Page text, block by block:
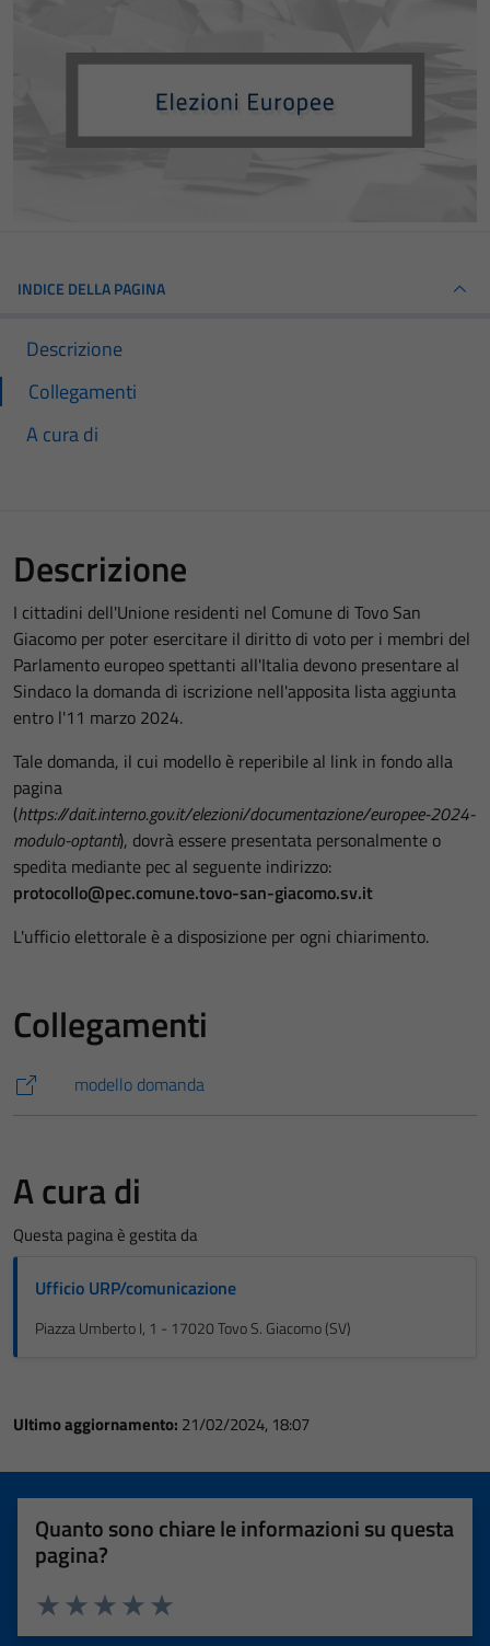
INDICE DELLA PAGINA
Descrizione
Collegamenti
A cura di
Descrizione
I cittadini dell'Unione residenti nel Comune di Tovo San
Giacomo per poter esercitare il diritto di voto per i membri del
Parlamento europeo spettanti all'Italia devono presentare al
Sindaco la domanda di iscrizione nell'apposita lista aggiunta
entro l'11 marzo 2024.
Tale domanda, il cui modello è reperibile al link in fondo alla
pagina
(https://dait.interno.gov.it/elezioni/documentazione/europee-2024-
modulo-optanti), dovrà essere presentata personalmente o
spedita mediante pec al seguente indirizzo:
protocollo@pec.comune.tovo-san-giacomo.sv.it
L'ufficio elettorale è a disposizione per ogni chiarimento.
Collegamenti
modello domanda
A cura di
Questa pagina è gestita da
Ufficio URP/comunicazione
Piazza Umberto I, 1 - 17020 Tovo S. Giacomo (SV)
Ultimo aggiornamento: 21/02/2024, 18:07
Quanto sono chiare le informazioni su questa
pagina?
Valuta 5 stelle su 5
Valuta 4 stelle su 5
Valuta 3 stelle su 5
Valuta 2 stelle su 5
Valuta 1 stelle su 5